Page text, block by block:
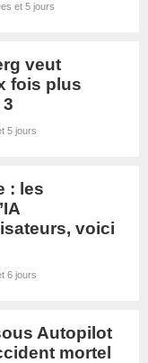
et 5 jours
veut
fois plus
5 jours
: les
voici
6 jours
Autopilot
mortel